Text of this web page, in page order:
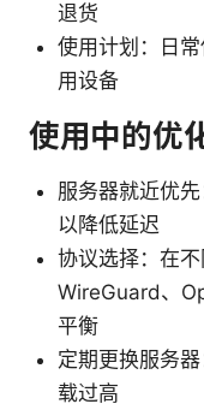
退货
使用计划：日
用设备
使用中的优
服务器就近优
以降低延迟
协议选择：在
WireGuard、
平衡
定期更换服务
载过高